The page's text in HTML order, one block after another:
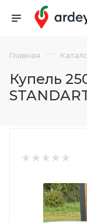
Главная —
Купель